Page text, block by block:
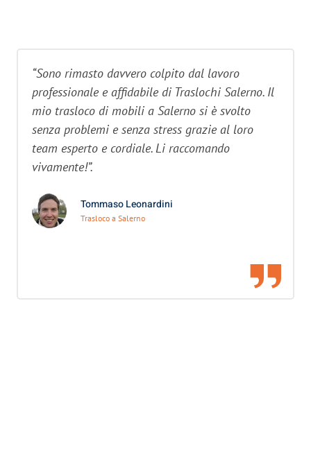
“Sono rimasto davvero colpito dal lavoro
professionale e affidabile di Traslochi Salerno. Il
mio trasloco di mobili a Salerno si è svolto
senza problemi e senza stress grazie al loro
team esperto e cordiale. Li raccomando
vivamente!”.
Tommaso Leonardini
Trasloco a Salerno